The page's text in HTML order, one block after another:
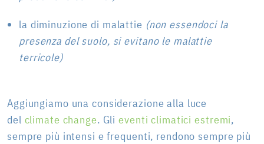
la diminuzione di malattie (non essendoci la
presenza del suolo, si evitano le malattie
terricole)
Aggiungiamo una considerazione alla luce
del climate change. Glieventi climatici estremi,
sempre più intensi e frequenti, rendono sempre più